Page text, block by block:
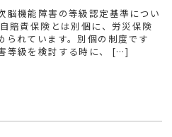
脳機能障害の等級認定基準につい
賠責保険とは別個に、労災保険
られています。別個の制度です
等級を検討する時に、 […]